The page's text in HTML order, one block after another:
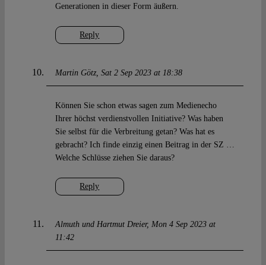
Reply
Generationen in dieser Form äußern.
Martin Götz Sat 2 Sep 2023 at 18:38
Reply
Können Sie schon etwas sagen zum Medienecho
Ihrer höchst verdienstvollen Initiative? Was haben
Sie selbst für die Verbreitung getan? Was hat es
gebracht? Ich finde einzig einen Beitrag in der SZ …
Welche Schlüsse ziehen Sie daraus?
Almuth und Hartmut Dreier Mon 4 Sep 2023 at
11:42